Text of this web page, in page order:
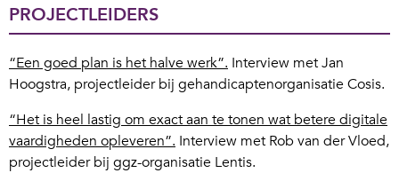
PROJECTLEIDERS
“Een goed plan is het halve werk”. Interview met Jan
Hoogstra, projectleider bij gehandicaptenorganisatie Cosis.
“Het is heel lastig om exact aan te tonen wat betere digitale
vaardigheden opleveren”. Interview met Rob van der Vloed,
projectleider bij ggz-organisatie Lentis.